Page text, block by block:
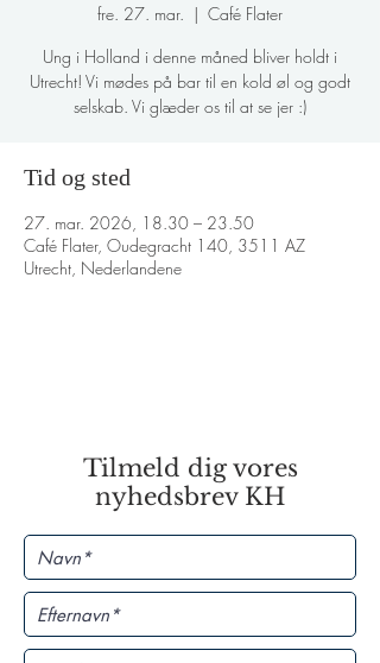
fre. 27. mar.
  |
Café Flater
Ung i Holland i denne måned bliver holdt i
Utrecht! Vi mødes på bar til en kold øl og godt
selskab. Vi glæder os til at se jer :)
Tid og sted
27. mar. 2026, 18.30 – 23.50
Café Flater, Oudegracht 140, 3511 AZ
Utrecht, Nederlandene
Tilmeld dig vores
nyhedsbrev KH